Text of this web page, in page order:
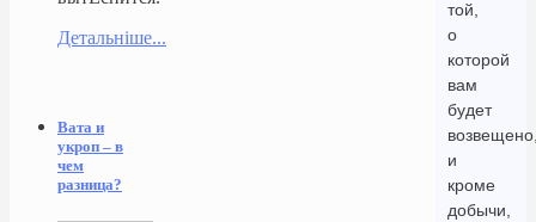
той,
о
которой
вам
будет
и
кроме
добычи,
Детальніше...
Вата и
укроп – в
чем
разница?